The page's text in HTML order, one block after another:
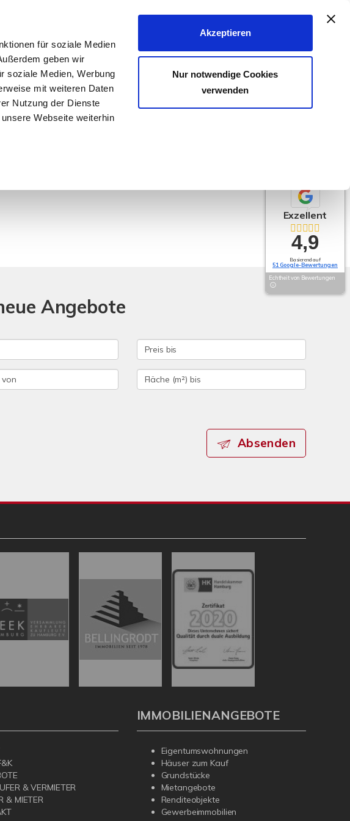
für soziale Medien
geben wir
soziale Medien, Werbung
mit weiteren Daten
Nutzung der Dienste
Webseite weiterhin
Akzeptieren
Nur notwendige Cookies
verwenden
VERKÄUFER & VERMIETER KÄUFER & MIETER KONTAKT
Angebote
Absenden
Exzellent
4,9
Basierend auf
51 Google-Bewertungen
Echtheit von Bewertungen
& VERMIETER
& MIETER
IMMOBILIENANGEBOTE
Eigentumswohnungen
Häuser zum Kauf
Grundstücke
Mietangebote
Renditeobjekte
Gewerbeimmobilien